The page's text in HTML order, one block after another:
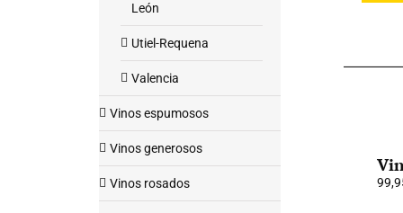
León
Utiel-Requena
Valencia
Vinos espumosos
Vinos generosos
Vinos rosados